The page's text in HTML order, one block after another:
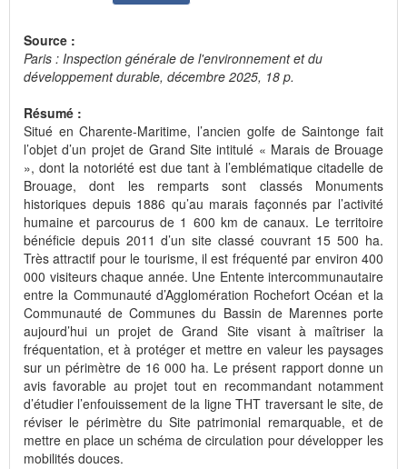
Source :
Paris : Inspection générale de l'environnement et du
développement durable, décembre 2025, 18 p.
Résumé :
Situé en Charente-Maritime, l’ancien golfe de Saintonge fait
l’objet d’un projet de Grand Site intitulé « Marais de Brouage
», dont la notoriété est due tant à l’emblématique citadelle de
Brouage, dont les remparts sont classés Monuments
historiques depuis 1886 qu’au marais façonnés par l’activité
humaine et parcourus de 1 600 km de canaux. Le territoire
bénéficie depuis 2011 d’un site classé couvrant 15 500 ha.
Très attractif pour le tourisme, il est fréquenté par environ 400
000 visiteurs chaque année. Une Entente intercommunautaire
entre la Communauté d’Agglomération Rochefort Océan et la
Communauté de Communes du Bassin de Marennes porte
aujourd’hui un projet de Grand Site visant à maîtriser la
fréquentation, et à protéger et mettre en valeur les paysages
sur un périmètre de 16 000 ha. Le présent rapport donne un
avis favorable au projet tout en recommandant notamment
d’étudier l’enfouissement de la ligne THT traversant le site, de
réviser le périmètre du Site patrimonial remarquable, et de
mettre en place un schéma de circulation pour développer les
mobilités douces.